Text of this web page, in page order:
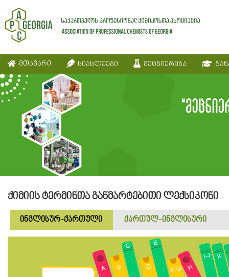
მთავარი სიახლეები მეცნიერება
ქიმიის ტერმინთა განმარტებითი ლექსიკონი
ინგლისურ-ქართული ქართულ-ინგლისური